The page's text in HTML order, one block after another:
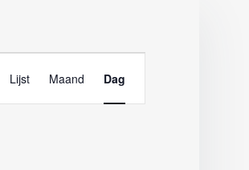
weergaven
navigatie
Lijst Maand Dag